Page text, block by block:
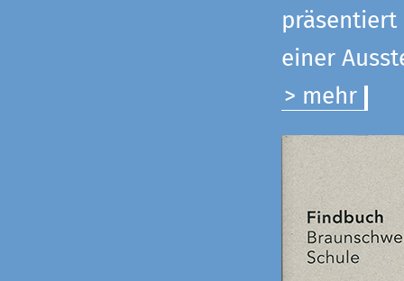
präsentiert
einer
> mehr